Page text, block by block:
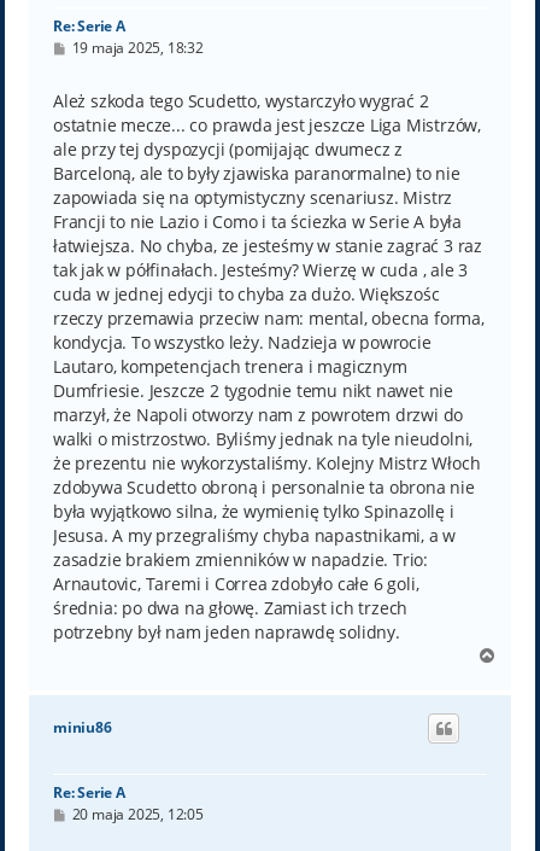
Re: Serie A
P
t
19 maja 2025, 18:32
Ależ szkoda tego Scudetto, wystarczyło wygrać 2
ostatnie mecze... co prawda jest jeszcze Liga Mistrzów,
ale przy tej dyspozycji (pomijając dwumecz z
Barceloną, ale to były zjawiska paranormalne) to nie
zapowiada się na optymistyczny scenariusz. Mistrz
Francji to nie Lazio i Como i ta ściezka w Serie A była
łatwiejsza. No chyba, ze jesteśmy w stanie zagrać 3 raz
tak jak w półfinałach. Jesteśmy? Wierzę w cuda , ale 3
cuda w jednej edycji to chyba za dużo. Większośc
rzeczy przemawia przeciw nam: mental, obecna forma,
kondycja. To wszystko leży. Nadzieja w powrocie
Lautaro, kompetencjach trenera i magicznym
Dumfriesie. Jeszcze 2 tygodnie temu nikt nawet nie
marzył, że Napoli otworzy nam z powrotem drzwi do
walki o mistrzostwo. Byliśmy jednak na tyle nieudolni,
że prezentu nie wykorzystaliśmy. Kolejny Mistrz Włoch
zdobywa Scudetto obroną i personalnie ta obrona nie
była wyjątkowo silna, że wymienię tylko Spinazollę i
Jesusa. A my przegraliśmy chyba napastnikami, a w
zasadzie brakiem zmienników w napadzie. Trio:
Arnautovic, Taremi i Correa zdobyło całe 6 goli,
średnia: po dwa na głowę. Zamiast ich trzech
potrzebny był nam jeden naprawdę solidny.
g
miniu86
Re: Serie A
P20 maja 2025, 12:05